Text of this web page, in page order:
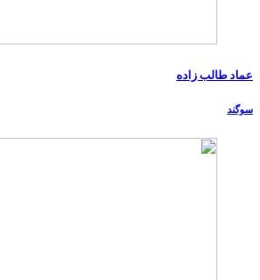
عماد طالب زاده
سوگند